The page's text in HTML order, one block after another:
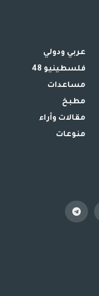
عربي ودولي
فلسطينيو 48
مساعدات
مطبخ
مقالات وأراء
منوعات